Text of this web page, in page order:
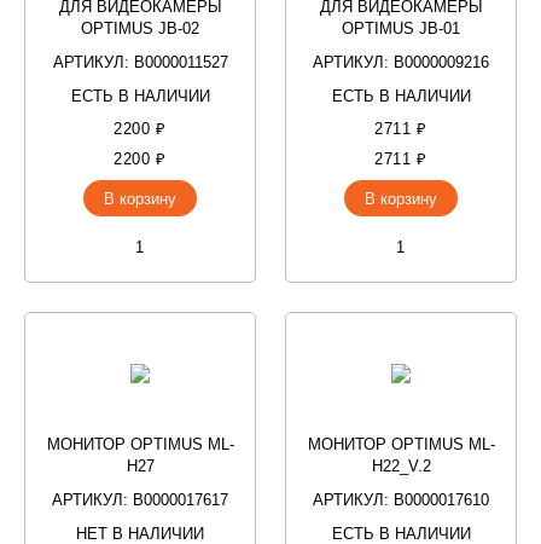
ДЛЯ ВИДЕОКАМЕРЫ
OPTIMUS JB-02
АРТИКУЛ: В0000011527
ЕСТЬ В НАЛИЧИИ
2200 ₽
2200 ₽
В корзину
ДЛЯ ВИДЕОКАМЕРЫ
OPTIMUS JB-01
АРТИКУЛ: В0000009216
ЕСТЬ В НАЛИЧИИ
2711 ₽
2711 ₽
В корзину
МОНИТОР OPTIMUS ML-
H27
АРТИКУЛ: В0000017617
НЕТ В НАЛИЧИИ
МОНИТОР OPTIMUS ML-
H22_V.2
АРТИКУЛ: В0000017610
ЕСТЬ В НАЛИЧИИ